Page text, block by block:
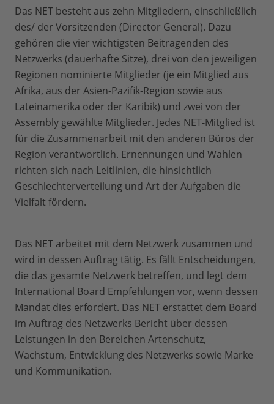
Das NET besteht aus zehn Mitgliedern, einschließlich
des/ der Vorsitzenden (Director General). Dazu
gehören die vier wichtigsten Beitragenden des
Netzwerks (dauerhafte Sitze), drei von den jeweiligen
Regionen nominierte Mitglieder (je ein Mitglied aus
Afrika, aus der Asien-Pazifik-Region sowie aus
Lateinamerika oder der Karibik) und zwei von der
Assembly gewählte Mitglieder. Jedes NET-Mitglied ist
für die Zusammenarbeit mit den anderen Büros der
Region verantwortlich. Ernennungen und Wahlen
richten sich nach Leitlinien, die hinsichtlich
Geschlechterverteilung und Art der Aufgaben die
Vielfalt fördern.
Das NET arbeitet mit dem Netzwerk zusammen und
wird in dessen Auftrag tätig. Es fällt Entscheidungen,
die das gesamte Netzwerk betreffen, und legt dem
International Board Empfehlungen vor, wenn dessen
Mandat dies erfordert. Das NET erstattet dem Board
im Auftrag des Netzwerks Bericht über dessen
Leistungen in den Bereichen Artenschutz,
Wachstum, Entwicklung des Netzwerks sowie Marke
und Kommunikation.